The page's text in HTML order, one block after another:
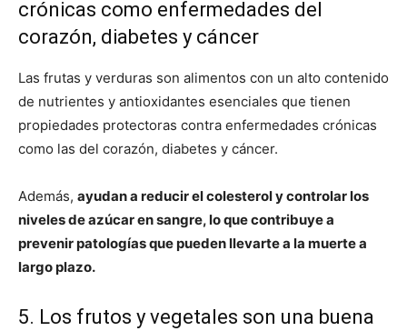
crónicas como enfermedades del
corazón, diabetes y cáncer
Las frutas y verduras son alimentos con un alto contenido
de nutrientes y antioxidantes esenciales que tienen
propiedades protectoras contra enfermedades crónicas
como las del corazón, diabetes y cáncer.
Además, ayudan a reducir el colesterol y controlar los
niveles de azúcar en sangre, lo que contribuye a
prevenir patologías que pueden llevarte a la muerte a
largo plazo.
5. Los frutos y vegetales son una buena